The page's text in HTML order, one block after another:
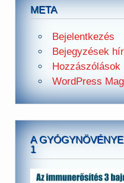
META
Bejelentkezés
Bejegyzések
WordPress
A
1